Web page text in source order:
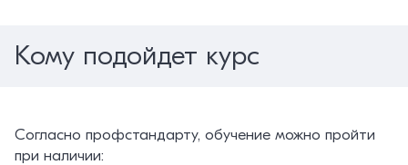
Кому подойдет курс
Согласно профстандарту, обучение можно пройти
при наличии: